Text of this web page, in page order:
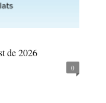
de 2026
0